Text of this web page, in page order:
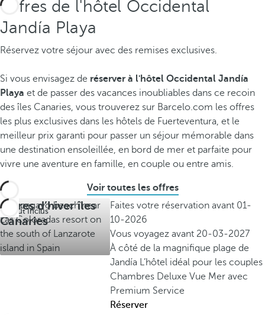
Offres de l'hôtel Occidental
Jandía Playa️
Réservez votre séjour avec des remises exclusives.
Si vous envisagez de réserver à l'hôtel Occidental Jandía
Playa et de passer des vacances inoubliables dans ce recoin
des îles Canaries, vous trouverez sur Barcelo.com les offres
les plus exclusives dans les hôtels de Fuerteventura, et le
meilleur prix garanti pour passer un séjour mémorable dans
une destination ensoleillée, en bord de mer et parfaite pour
vivre une aventure en famille, en couple ou entre amis.
Voir toutes les offres
Offres d’hiver îles
Canaries
Tout Inclus
Faites votre réservation avant 01-
10-2026
Vous voyagez avant 20-03-2027
À côté de la magnifique plage de
Jandía
L’hôtel idéal pour les couples
Chambres Deluxe Vue Mer avec
Premium Service
Réserver